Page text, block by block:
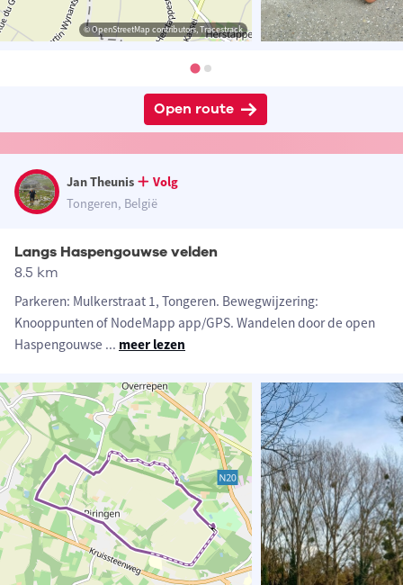
© OpenStreetMap contributors, Tracestrack
Open route
Jan Theunis
Volg
Tongeren, België
Langs Haspengouwse velden
8.5 km
Parkeren: Mulkerstraat 1, Tongeren. Bewegwijzering:
Knooppunten of NodeMapp app/GPS. Wandelen door de open
Haspengouwse ... meer lezen